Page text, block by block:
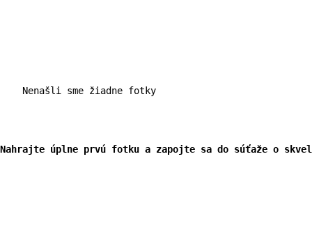
    Nenašli sme žiadne fotky
Nahrajte úplne prvú fotku a zapojte sa do súťaže o